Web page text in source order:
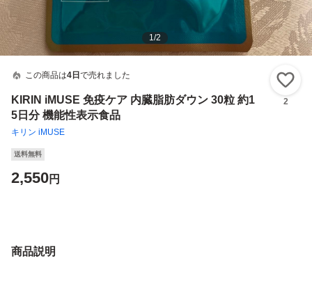
1/2
この商品は4日 で売れました
KIRIN iMUSE 免疫ケア 内臓脂肪ダウン 30粒 約1
5日分 機能性表示食品
キリン iMUSE
2
送料無料
2,550円
商品説明